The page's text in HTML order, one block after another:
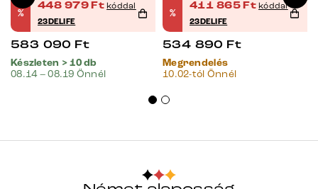
%
448 979Ft kóddal
23DELIFE
583 090 Ft
Készleten > 10 db
08.14 – 08.19 Önnél
%
411 865Ft kóddal
23DELIFE
534 890 Ft
Megrendelés
10.02-tól Önnél